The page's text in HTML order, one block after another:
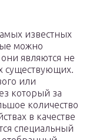
известных
можно
являются не
существующих.
или
который за
количество
в качестве
специальный